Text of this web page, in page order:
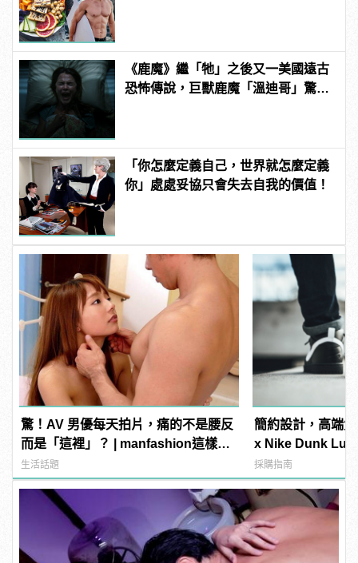
《鹿魔》繼「牠」之後又一美國遠古
恐怖傳說，巨獸鹿魔「溫迪哥」驚嚇
「你怎麼定義自己，世界就怎麼定義
你」處處妥協只會失去自我的價值！
驚！AV 男優每天拍片，痛的不是腰反
而是「這裡」？ | manfashion這樣變
型男
生活話題
簡約設計，高端
x Nike Dunk Lux
式上陣
採購指南